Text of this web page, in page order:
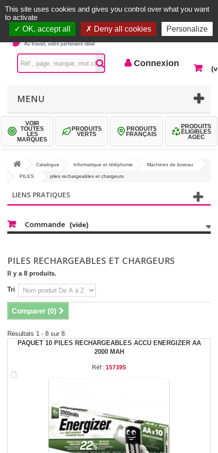
Contactez-nous
Connexion
MENU
VOIR
TOUTES
LES
MARQUES
PRODUITS
VERTS
PRODUITS
FRANÇAIS
PRODUITS
ÉLIGIBLES
AGEC
Catalogue Informatique et téléphonie Machines de bureau
PILES piles rechargeables et chargeurs
LIENS PRATIQUES
Commande (vide)
PILES RECHARGEABLES ET CHARGEURS
Il y a 8 produits.
Tri
Comparer (0)
Résultats 1 - 8 sur 8.
PAQUET 10 PILES RECHARGEABLES ACCU ENERGIZER AA
2000 MAH
Réf : 157395
This site uses cookies and gives you control over what you want
to activate
OK, accept all
Deny all cookies Personalize